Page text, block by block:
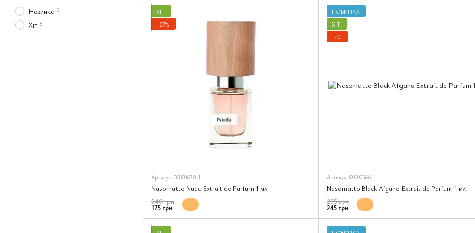
творця, який працює на межі дозволеного.
ХІТ
−27%
Артикул: 00000678-1
Nasomatto Nuda Extrait de Parfum 1 мл
240 грн
175 грн
НОВИНКА
ХІТ
−4%
Артикул: 00000566-1
Nasomatto Black Afgano Extrait de Parfum 1 мл
255 грн
245 грн
Новинка 2
Хіт 5